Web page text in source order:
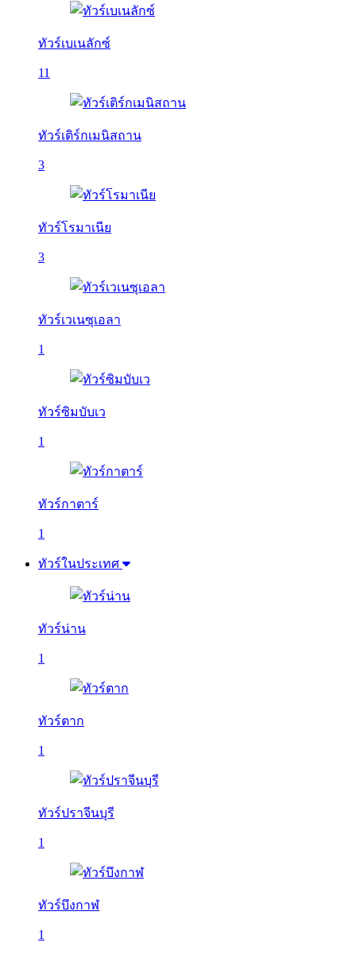
ทัวร์เบเนลักซ์
11
ทัวร์เติร์กเมนิสถาน
3
ทัวร์โรมาเนีย
3
ทัวร์เวเนซุเอลา
1
ทัวร์ซิมบับเว
1
ทัวร์กาตาร์
1
ทัวร์ในประเทศ
ทัวร์น่าน
1
ทัวร์ตาก
1
ทัวร์ปราจีนบุรี
1
ทัวร์บึงกาฬ
1